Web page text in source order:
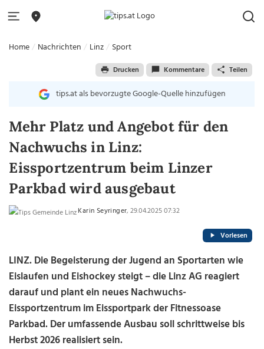
Home Nachrichten Linz Sport
Drucken Kommentare Teilen
tips.at als bevorzugte Google-Quelle hinzufügen
Mehr Platz und Angebot für den
Nachwuchs in Linz:
Eissportzentrum beim Linzer
Parkbad wird ausgebaut
Karin Seyringer, 29.04.2025 07:32
Vorlesen
LINZ. Die Begeisterung der Jugend an Sportarten wie
Eislaufen und Eishockey steigt – die Linz AG reagiert
darauf und plant ein neues Nachwuchs-
Eissportzentrum im Eissportpark der Fitnessoase
Parkbad. Der umfassende Ausbau soll schrittweise bis
Herbst 2026 realisiert sein.